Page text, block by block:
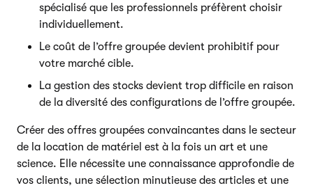
spécialisé que les professionnels préfèrent choisir
individuellement.
Le coût de l’offre groupée devient prohibitif pour
votre marché cible.
La gestion des stocks devient trop difficile en raison
de la diversité des configurations de l’offre groupée.
Créer des offres groupées convaincantes dans le secteur
de la location de matériel est à la fois un art et une
science. Elle nécessite une connaissance approfondie de
vos clients, une sélection minutieuse des articles et une